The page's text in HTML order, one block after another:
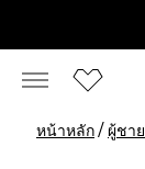
หน้าหลัก / ผู้ชาย